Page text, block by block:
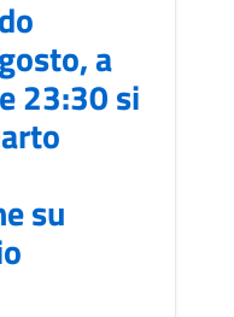
a
23:30 si
su